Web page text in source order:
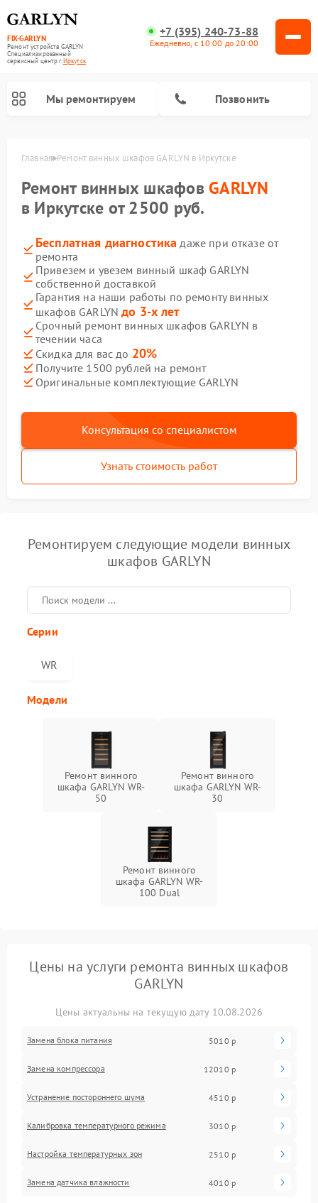
FIX-GARLYN
Ремонт устройств GARLYN
Специализированный
cервисный центр г.Иркутск
+7 (395) 240-73-88
Ежедневно, с 10:00 до 20:00
Мы ремонтируем Позвонить
Главная Ремонт винных шкафов GARLYN в Иркутске
Ремонт винных шкафов GARLYN
в Иркутске от 2500 руб.
Бесплатная диагностика даже при отказе от
ремонта
Привезем и увезем винный шкаф GARLYN
собственной доставкой
Гарантия на наши работы по ремонту винных
шкафов GARLYNдо 3-х лет
Срочный ремонт винных шкафов GARLYN в
течении часа
Скидка для вас до 20%
Получите 1500 рублей на ремонт
Оригинальные комплектующие GARLYN
Консультация со специалистом
Узнать стоимость работ
Ремонтируем следующие модели винных
шкафов GARLYN
Серии
WR
Модели
Ремонт винного
шкафа GARLYN WR-
50
Ремонт винного
шкафа GARLYN WR-
30
Ремонт винного
шкафа GARLYN WR-
100 Dual
Цены на услуги ремонта винных шкафов
GARLYN
Цены актуальны на текущую дату 10.08.2026
Замена блока питания 5010 р
Замена компрессора 12010 р
Устранение постороннего шума 4510 р
Калибровка температурного режима 3010 р
Настройка температурных зон 2510 р
Замена датчика влажности 4010 р